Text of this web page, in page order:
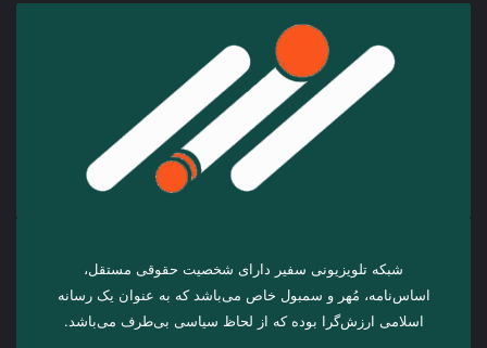
شبکه تلویزیونی سفیر دارای شخصیت حقوقی مستقل،
اساس‌نامه، مُهر و سمبول خاص می‌باشد که به عنوان یک رسانه
اسلامی ارزش‌گرا بوده که از لحاظ سیاسی بی‌طرف می‌باشد.